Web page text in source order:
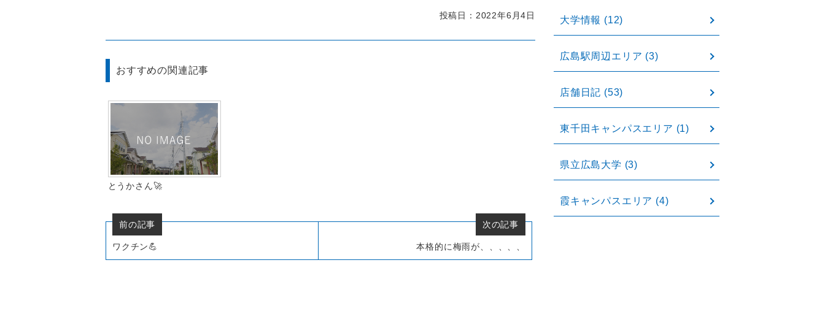
投稿日：2022年6月4日
おすすめの関連記事
とうかさん🚀
前の記事
ワクチン💪
次の記事
本格的に梅雨が、、、、、
大学情報 (12)
広島駅周辺エリア (3)
店舗日記 (53)
東千田キャンパスエリア (1)
県立広島大学 (3)
霞キャンパスエリア (4)